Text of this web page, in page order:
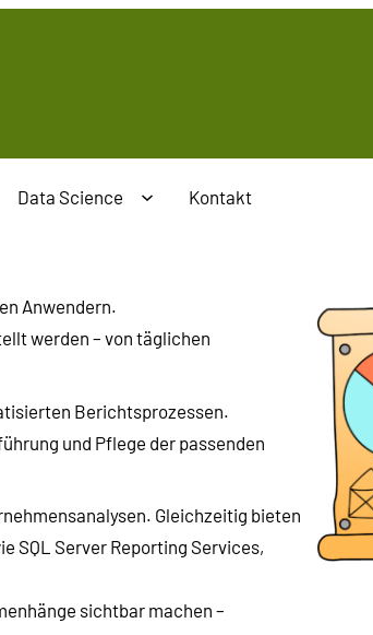
Data Science Kontakt
Anwendern.
werden – von täglichen
Berichtsprozessen.
und Pflege der passenden
Gleichzeitig bieten
SQL Server Reporting Services,
sichtbar machen –